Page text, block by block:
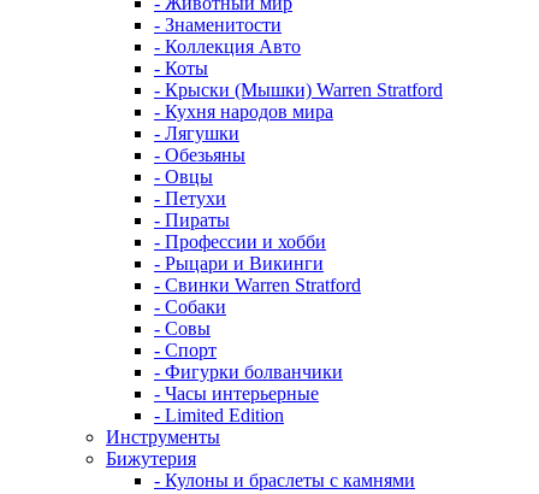
- Знаменитости
- Коллекция Авто
- Коты
- Крыски (Мышки) Warren Stratford
- Кухня народов мира
- Лягушки
- Обезьяны
- Овцы
- Петухи
- Пираты
- Профессии и хобби
- Рыцари и Викинги
- Свинки Warren Stratford
- Собаки
- Совы
- Спорт
- Фигурки болванчики
- Часы интерьерные
- Limited Edition
Инструменты
Бижутерия
- Кулоны и браслеты с камнями